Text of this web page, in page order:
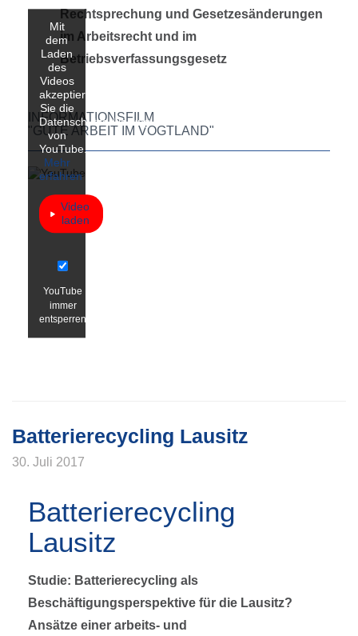
Rechtsprechung und Gesetzesänderungen
im Arbeitsrecht und im
Betriebsverfassungsgesetz
INFORMATIONSFILM
"GUTE ARBEIT IM VOGTLAND"
Mit
dem
Laden
des
Videos
akzeptieren
Sie die
Datenschutzerklärung
von
YouTube.
Mehr
erfahren
Video
laden
YouTube
immer
entsperren
Batterierecycling Lausitz
30. Juli 2017
Batterierecycling
Lausitz
Studie: Batterierecycling als
Beschäftigungsperspektive für die Lausitz?
Ansätze einer arbeits- und